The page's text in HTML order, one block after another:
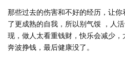
那些过去的伤害和不好的经历，让
了更成熟的自我，所以别气馁 ，人
现，做人太看重钱财，快乐会减少
奔波挣钱，最后健康没了。